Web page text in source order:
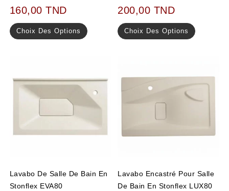
160,00TND
Choix Des Options
200,00 TND
Choix Des Options
Lavabo De Salle De Bain En
Stonflex EVA80
Lavabo Encastré Pour Salle
De Bain En Stonflex LUX80